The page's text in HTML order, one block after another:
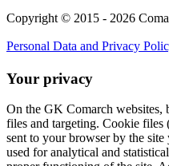
Copyright © 2015 - 2026
Personal Data and Privacy
Your privacy
On the GK Comarch websites,
files and targeting. Cookie
sent to your browser by the
used for analytical and